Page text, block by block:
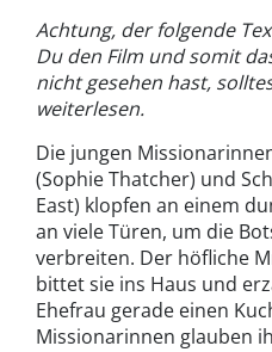
Achtung, der folgende
Du den Film und somit
nicht gesehen hast,
weiterlesen.
Die jungen
(Sophie Thatcher) und
East) klopfen an einem
an viele Türen, um die
verbreiten. Der höfliche
bittet sie ins Haus und
Ehefrau gerade einen
Missionarinnen glauben